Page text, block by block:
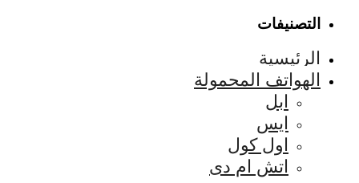
التصنيفات
الرئيسية
الهواتف المحمولة
ابل
ايس
اول كول
اتش ام دى